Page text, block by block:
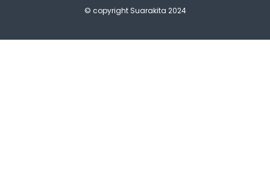
© copyright Suarakita 2024